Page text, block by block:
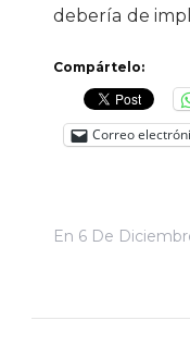
debería de
Compártelo:
Correo
En 6 De